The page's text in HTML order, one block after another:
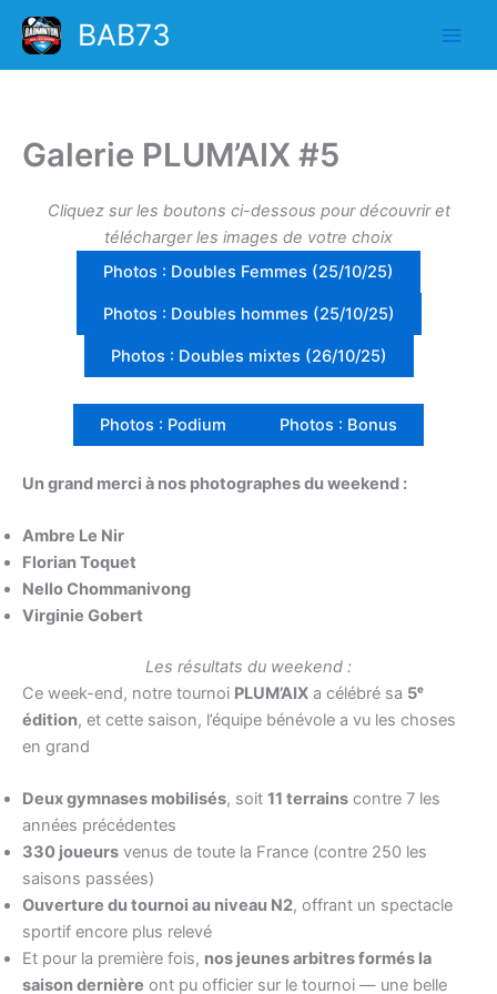
Aller
contenu
BAB73
Galerie PLUM’AIX #5
Cliquez sur les boutons ci-dessous pour découvrir et
télécharger les images de votre choix
Photos : Doubles Femmes (25/10/25)
Photos : Doubles hommes (25/10/25)
Photos : Doubles mixtes (26/10/25)
Photos : Podium Photos : Bonus
Un grand merci à nos photographes du weekend :
Ambre Le Nir
Florian Toquet
Nello Chommanivong
Virginie Gobert
Les résultats du weekend :
Ce week-end, notre tournoi PLUM’AIX a célébré sa 5ᵉ
édition, et cette saison, l’équipe bénévole a vu les choses
en grand
Deux gymnases mobilisés, soit 11 terrains contre 7 les
années précédentes
330 joueurs venus de toute la France (contre 250 les
saisons passées)
Ouverture du tournoi au niveau N2, offrant un spectacle
sportif encore plus relevé
Et pour la première fois, nos jeunes arbitres formés la
saison dernière ont pu officier sur le tournoi — une belle